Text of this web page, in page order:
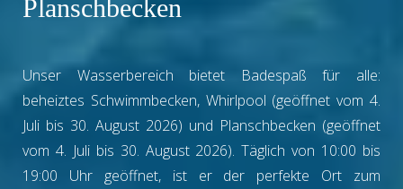
Planschbecken
Unser Wasserbereich bietet Badespaß für alle:
beheiztes Schwimmbecken, Whirlpool (geöffnet vom 4.
Juli bis 30. August 2026) und Planschbecken (geöffnet
vom 4. Juli bis 30. August 2026). Täglich von 10:00 bis
19:00 Uhr geöffnet, ist er der perfekte Ort zum